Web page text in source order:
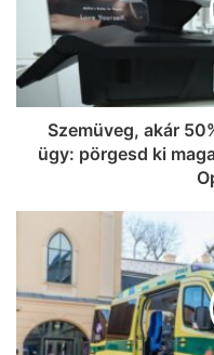
Szemüveg, akár
ügy: pörgesd ki